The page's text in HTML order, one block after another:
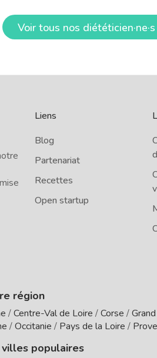
Voir tous nos diététicien·ne·s
Liens
Blog
Partenariat
Recettes
Open startup
région
/Centre-Val de Loire /Corse /
/Occitanie / Pays de la Loire /
populaires